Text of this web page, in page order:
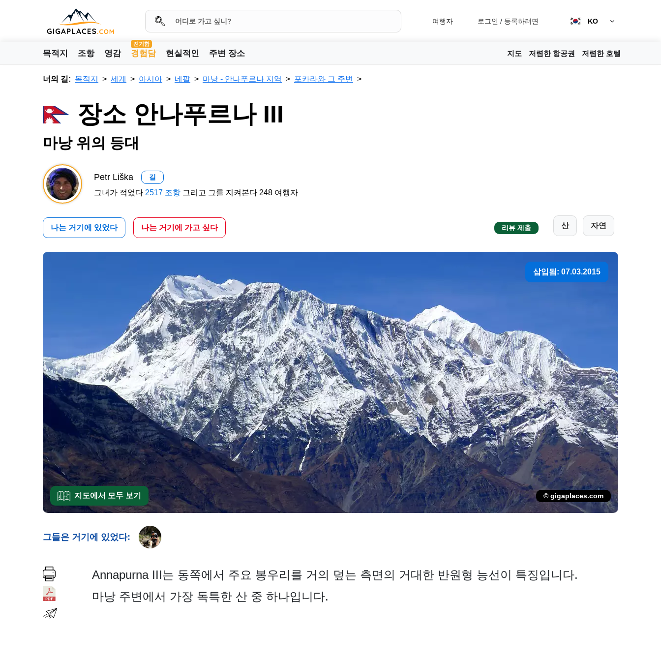
여행자 로그인 / 등록하려면 KO
목적지 조항 영감
진기함
경험담 현실적인 주변 장소 지도 저렴한 항공권 저렴한 호텔
너의 길: 목적지 세계 아시아 네팔 마낭 - 안나푸르나 지역 포카라와 그 주변
장소 안나푸르나 III
마낭 위의 등대
Petr Liška 길
그녀가 적었다 2517 조항 그리고 그를 지켜본다 248 여행자
나는 거기에 있었다 나는 거기에 가고 싶다 리뷰 제출 산 자연
삽입됨: 07.03.2015
지도에서 모두 보기 © gigaplaces.com
그들은 거기에 있었다:
Annapurna III는 동쪽에서 주요 봉우리를 거의 덮는 측면의 거대한 반원형 능선이 특징입니다.
마낭 주변에서 가장 독특한 산 중 하나입니다.